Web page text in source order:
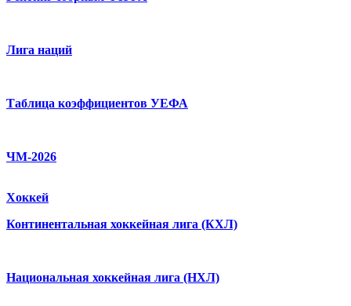
Лига наций
Таблица коэффициентов УЕФА
ЧМ-2026
Хоккей
Континентальная хоккейная лига (КХЛ)
Национальная хоккейная лига (НХЛ)